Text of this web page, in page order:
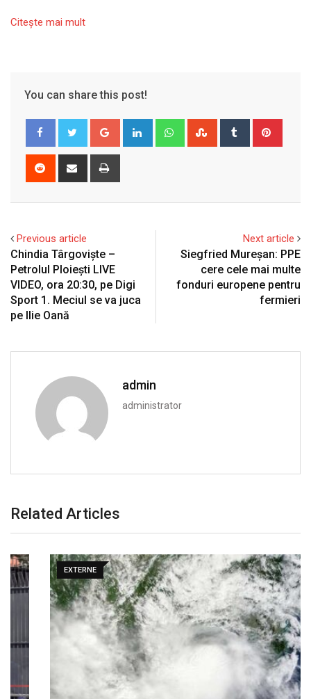
Citeşte mai mult
You can share this post!
Google+ LinkedIn WhatsappStumbleUpon
Tumblr
Reddit
Share
Previous article
Chindia Târgoviște –
Petrolul Ploiești LIVE
VIDEO, ora 20:30, pe Digi
Sport 1. Meciul se va juca
pe Ilie Oană
Next article
Siegfried Mureșan: PPE
cere cele mai multe
fonduri europene pentru
fermieri
admin
administrator
Related Articles
EXTERNE